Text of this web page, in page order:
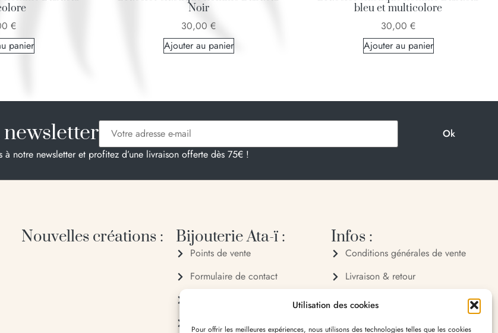
Utilisation des cookies
Pour offrir les meilleures expériences, nous utilisons des technologies telles que les cookies
€
panier
Noir
30,00 €
Ajouter au panier
bleu et multicolore
30,00 €
Ajouter au panier
à notre newsletter et profitez d’une livraison offerte dès 75€ !
Nouvelles créations : Bijouterie Ata-ï :
Points de vente
Formulaire de contact
06 20 88 32 65
Infos :
Conditions générales de vente
Livraison & retour
Politique de confidentialité
Mentions légales